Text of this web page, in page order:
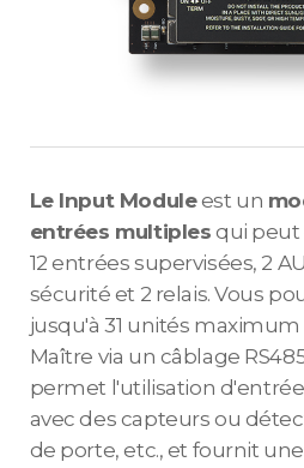
Le Input Moduleest un
entrées multiples qui peut
12 entrées supervisées, 2
sécurité et 2 relais. Vous
jusqu'à 31 unités
Maître via un câblage
permet l'utilisation
avec des capteurs ou
de porte, etc., et fournit